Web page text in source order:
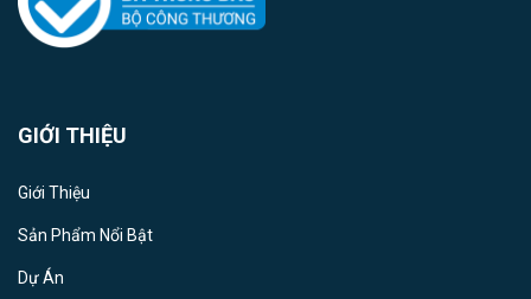
GIỚI THIỆU
Giới Thiệu
Sản Phẩm Nổi Bật
Dự Án